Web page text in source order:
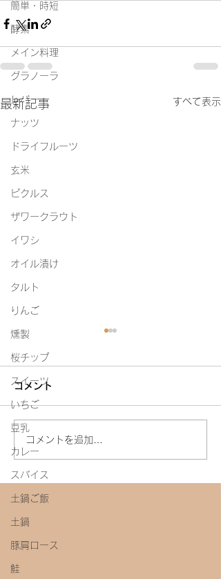
簡単・時短
酵素
メイン料理
グラノーラ
レバー
ナッツ
ドライフルーツ
玄米
ピクルス
ザワークラウト
イワシ
オイル漬け
タルト
りんご
燻製
桜チップ
スイーツ
いちご
豆乳
カレー
スパイス
土鍋ご飯
土鍋
豚肩ロース
鮭
最新記事 すべて表示
今年初めての味噌教室
コメント
コメントを追加…